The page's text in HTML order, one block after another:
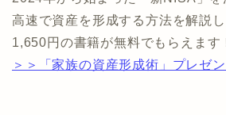
高速で資産を形成する方法を解説し
1,650円の書籍が無料でもらえます
＞＞「家族の資産形成術」プレゼ